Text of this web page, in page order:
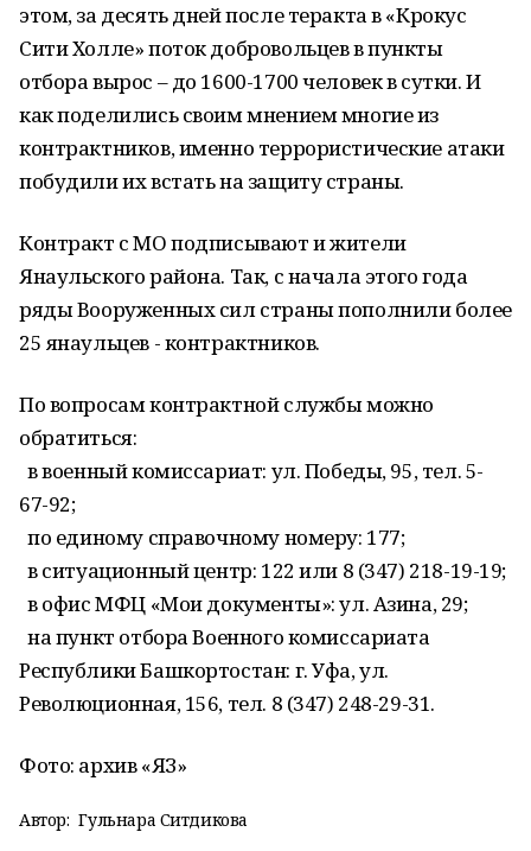
этом, за десять дней после теракта в «Крокус
Сити Холле» поток добровольцев в пункты
отбора вырос – до 1600-1700 человек в сутки. И
как поделились своим мнением многие из
контрактников, именно террористические атаки
побудили их встать на защиту страны.
Контракт с МО подписывают и жители
Янаульского района. Так, с начала этого года
ряды Вооруженных сил страны пополнили более
25 янаульцев - контрактников.
По вопросам контрактной службы можно
обратиться:
в военный комиссариат: ул. Победы, 95, тел. 5-
67-92;
по единому справочному номеру: 177;
в ситуационный центр: 122 или 8 (347) 218-19-19;
в офис МФЦ «Мои документы»: ул. Азина, 29;
на пункт отбора Военного комиссариата
Республики Башкортостан: г. Уфа, ул.
Революционная, 156, тел. 8 (347) 248-29-31.
Фото: архив «ЯЗ»
Автор: Гульнара Ситдикова